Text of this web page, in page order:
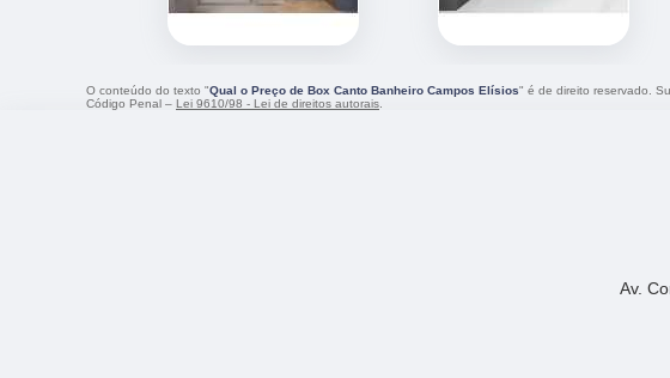
O conteúdo do texto "Qual o Preço de Box Canto Banheiro Campos Elísios" é de direito reservado.
Código Penal – Lei 9610/98 - Lei de direitos autorais.
Av.